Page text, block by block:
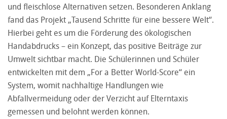
und fleischlose Alternativen setzen. Besonderen Anklang
fand das Projekt „Tausend Schritte für eine bessere Welt“.
Hierbei geht es um die Förderung des ökologischen
Handabdrucks – ein Konzept, das positive Beiträge zur
Umwelt sichtbar macht. Die Schülerinnen und Schüler
entwickelten mit dem „For a Better World-Score“ ein
System, womit nachhaltige Handlungen wie
Abfallvermeidung oder der Verzicht auf Elterntaxis
gemessen und belohnt werden können.